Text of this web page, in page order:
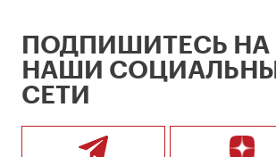
ПОДПИШИТЕСЬ НА
НАШИ
СЕТИ